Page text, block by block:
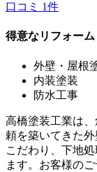
口コミ 1件
得意なリフォーム
外壁・屋根
内装塗装
防水工事
高橋塗装工業は
頼を築いてきた
こだわり、下地
ます。お客様の